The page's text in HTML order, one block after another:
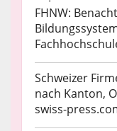
FHNW:
Schweizer
nach Kanton,
swiss-